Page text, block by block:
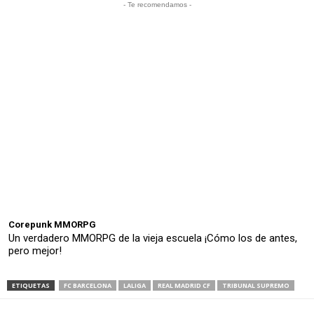
- Te recomendamos -
Corepunk MMORPG
Un verdadero MMORPG de la vieja escuela ¡Cómo los de antes,
pero mejor!
ETIQUETAS FC BARCELONA LALIGA REAL MADRID CF TRIBUNAL SUPREMO